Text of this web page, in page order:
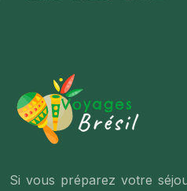
Si vous préparez votre